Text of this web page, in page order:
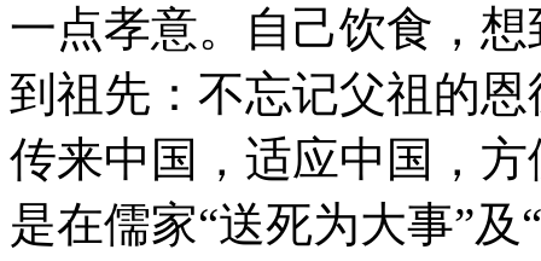
一点孝意。自己饮食，
到祖先：不忘记父祖的
传来中国，适应中国，
是在儒家“送死为大事”